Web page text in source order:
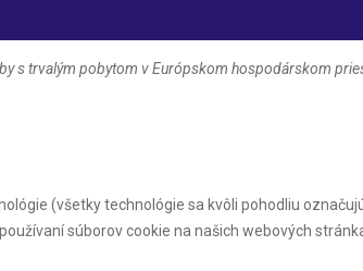
s trvalým pobytom v Európskom hospodárskom
(všetky technológie sa kvôli pohodliu
súborov cookie na našich webových